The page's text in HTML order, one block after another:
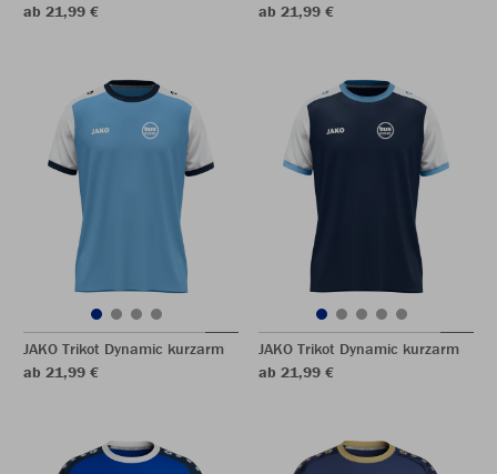
ab 21,99 €
ab 21,99 €
JAKO Trikot Dynamic kurzarm
ab 21,99 €
JAKO Trikot Dynamic kurzarm
ab 21,99 €